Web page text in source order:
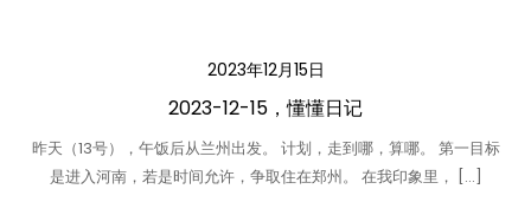
2023年12月15日
2023-12-15，懂懂日记
昨天（13号），午饭后从兰州出发。 计划，走到哪，算哪。 第一目标
是进入河南，若是时间允许，争取住在郑州。 在我印象里， […]